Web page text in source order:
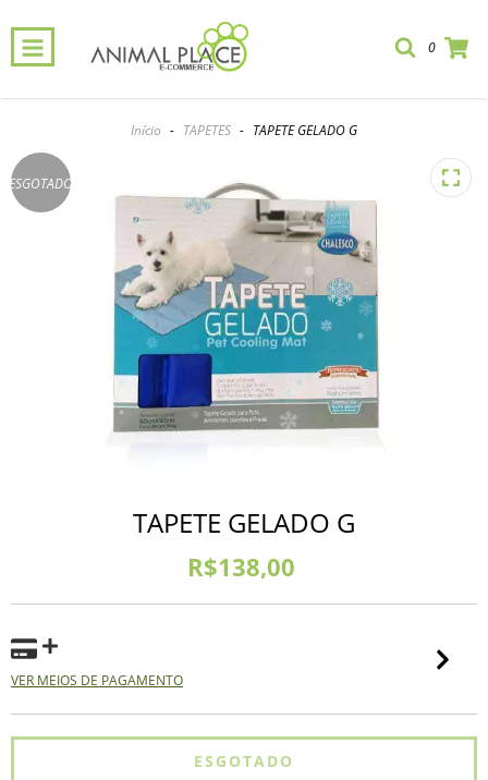
0
Início - TAPETES - TAPETE GELADO G
ESGOTADO
TAPETE GELADO G
R$138,00
VER MEIOS DE PAGAMENTO